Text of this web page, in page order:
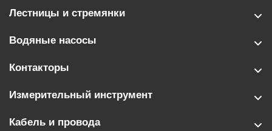
Лестницы и стремянки
Водяные насосы
Контакторы
Измерительный инструмент
Кабель и провода